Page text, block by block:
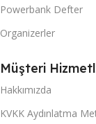
Powerbank Defter
Organizerler
Müşteri
Hakkımızda
KVKK Aydınlatma